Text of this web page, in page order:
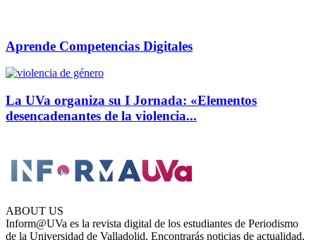
Aprende Competencias Digitales
La UVa organiza su I Jornada: «Elementos
desencadenantes de la violencia...
ABOUT US
Inform@UVa es la revista digital de los estudiantes de Periodismo
de la Universidad de Valladolid. Encontrarás noticias de actualidad,